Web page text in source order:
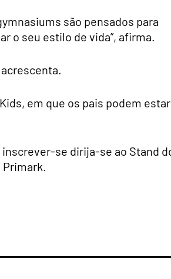
são pensados para
o seu estilo de vida”, afirma.
em que os pais podem
se dirija-se ao Stand
Primark.